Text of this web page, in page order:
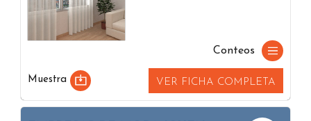
Conteos
Muestra VER FICHA COMPLETA